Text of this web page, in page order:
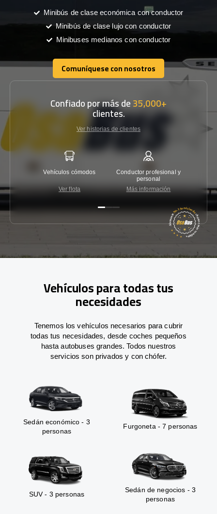
Minibús de clase económica con conductor
Minibús de clase lujo con conductor
Minibuses medianos con conductor
Comuníquese con nosotros
Comuníquese con nosotros
Confiado por más de35,000+
clientes.
Ver historias de clientes
Vehículos cómodos
Ver flota
Conductor profesional y
personal
Más información
Vehículos para todas tus
necesidades
Tenemos los vehículos necesarios para cubrir
todas tus necesidades, desde coches pequeños
hasta autobuses grandes. Todos nuestros
servicios son privados y con chófer.
Sedán económico - 3
personas
Furgoneta - 7 personas
SUV - 3 personas
Sedán de negocios - 3
personas